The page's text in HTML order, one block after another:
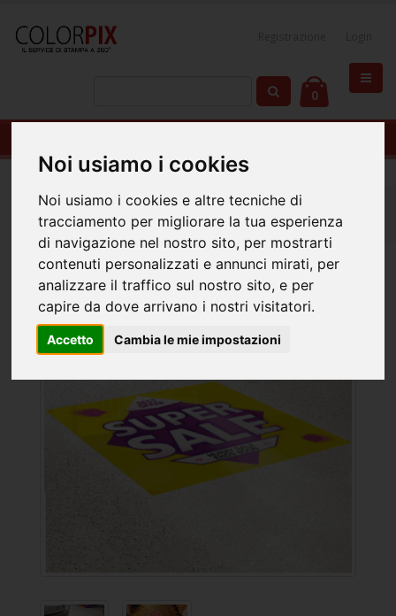
Noi usiamo i cookies
Noi usiamo i cookies e altre tecniche di
tracciamento per migliorare la tua esperienza
di navigazione nel nostro sito, per mostrarti
contenuti personalizzati e annunci mirati, per
analizzare il traffico sul nostro sito, e per
capire da dove arrivano i nostri visitatori.
Accetto Cambia le mie impostazioni
0
Home Adesivi
Adesivi per Pavimenti
Adesivi per Pareti e Pavimenti